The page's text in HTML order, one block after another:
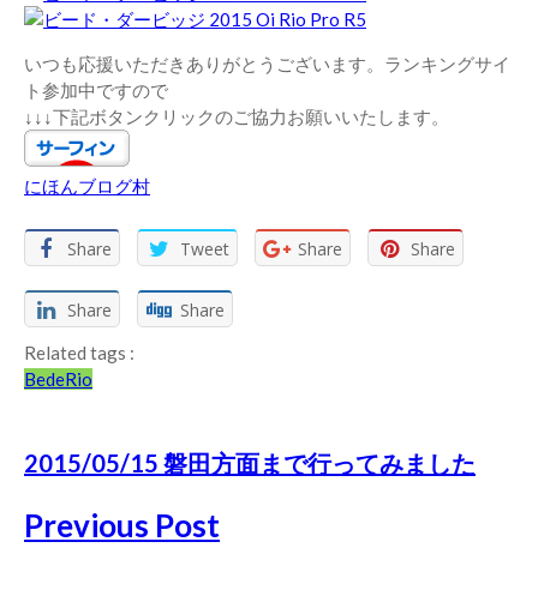
いつも応援いただきありがとうございます。ランキングサイ
ト参加中ですので
↓↓↓下記ボタンクリックのご協力お願いいたします。
にほんブログ村
Share Tweet Share Share
Share Share
Related tags :
BedeRio
2015/05/15 磐田方面まで行ってみました
Previous Post